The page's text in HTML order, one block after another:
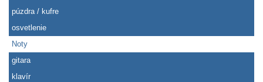
púzdra / kufre
osvetlenie
Noty
gitara
klavír